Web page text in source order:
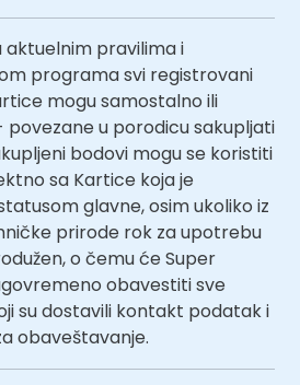
aktuelnim pravilima i
programa svi registrovani
mogu samostalno ili
povezane u porodicu sakupljati
bodovi mogu se koristiti
sa Kartice koja je
glavne, osim ukoliko iz
prirode rok za upotrebu
o čemu će Super
obavestiti sve
su dostavili kontakt podatak i
obaveštavanje.